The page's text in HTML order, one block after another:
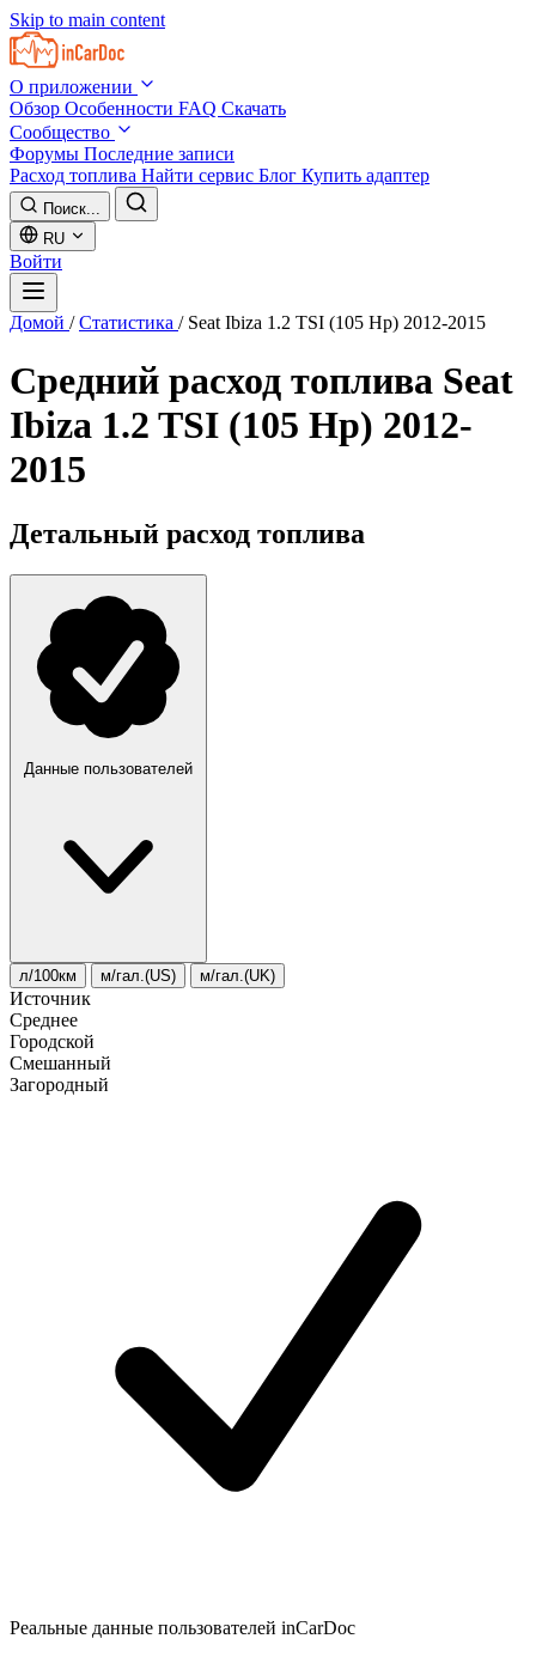
Skip to main content
О приложении
Обзор Особенности FAQ Скачать
Сообщество
Форумы Последние записи
Расход топлива Найти сервис Блог Купить адаптер
Поиск...
RU
Войти
Домой / Статистика / Seat Ibiza 1.2 TSI (105 Hp) 2012-2015
Средний расход топлива Seat
Ibiza 1.2 TSI (105 Hp) 2012-
2015
Детальный расход топлива
Данные пользователей
л/100км м/гал.(US) м/гал.(UK)
Источник
Среднее
Городской
Смешанный
Загородный
Реальные данные пользователей inCarDoc